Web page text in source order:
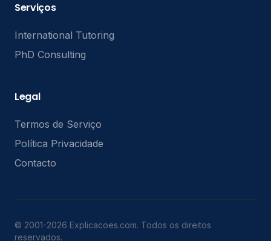
Serviços
International Tutoring
PhD Consulting
Legal
Termos de Serviço
Política Privacidade
Contacto
© 2001-2026 Explicacoes.com. Todos os direitos
reservados.